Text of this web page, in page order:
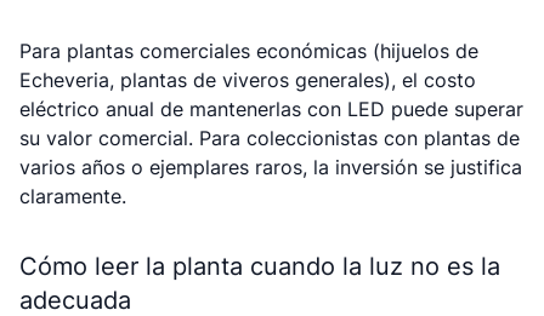
Para plantas comerciales económicas (hijuelos de
Echeveria, plantas de viveros generales), el costo
eléctrico anual de mantenerlas con LED puede superar
su valor comercial. Para coleccionistas con plantas de
varios años o ejemplares raros, la inversión se justifica
claramente.
Cómo leer la planta cuando la luz no es la
adecuada